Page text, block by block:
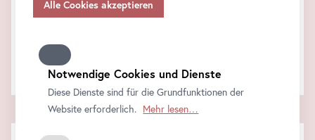
Support & Feedback
Kontaktieren Sie uns!
übermitteln, so gilt Ihre Einwilligung auch hierfür.
Funktionen unseres
stehen, wenn Sie nicht alle Zwecke zulassen. Weitere
Informationen zum Datenschutz, Ihren Rechten und
Kontaktdaten des Verantwortlichen und der
Datenschutzbeauftragten finden Sie in unserer
Notwendige Cookies und Dienste
Diese Dienste sind für die Grundfunktionen der
Website erforderlich. Mehr lesen…